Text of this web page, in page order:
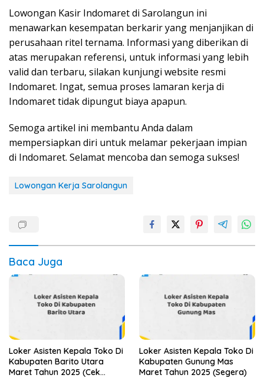
Lowongan Kasir Indomaret di Sarolangun ini
menawarkan kesempatan berkarir yang menjanjikan di
perusahaan ritel ternama. Informasi yang diberikan di
atas merupakan referensi, untuk informasi yang lebih
valid dan terbaru, silakan kunjungi website resmi
Indomaret. Ingat, semua proses lamaran kerja di
Indomaret tidak dipungut biaya apapun.
Semoga artikel ini membantu Anda dalam
mempersiapkan diri untuk melamar pekerjaan impian
di Indomaret. Selamat mencoba dan semoga sukses!
Lowongan Kerja Sarolangun
Baca Juga
Loker Asisten Kepala Toko Di
Kabupaten Barito Utara
Maret Tahun 2025 (Cek
Loker Asisten Kepala Toko Di
Kabupaten Gunung Mas
Maret Tahun 2025 (Segera)